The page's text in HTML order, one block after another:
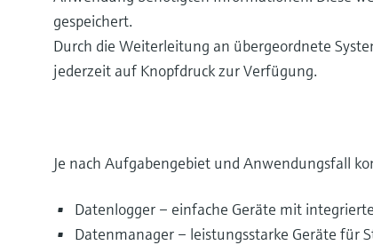
gespeichert.
Durch die Weiterleitung an übergeordnete
jederzeit auf Knopfdruck zur Verfügung.
Je nach Aufgabengebiet und Anwendungsfall
Datenlogger – einfache Geräte mit
Datenmanager – leistungsstarke Geräte für